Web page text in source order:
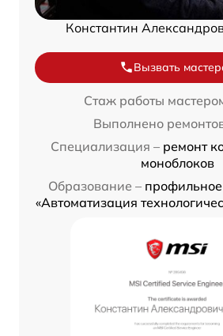
Константин
Вызвать
Стаж работы
Выполнено
Специализация – ремонт
моноблоков
Образование – профильное
«Автоматизация